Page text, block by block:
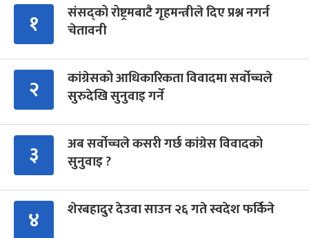
१
संसद्को रोष्ट्रमबाटै गृहमन्त्रीले दिए प्रश्न नगर्न
चेतावनी
२
कांग्रेसको आधिकारिकता विवादमा सर्वोच्चले
सुरुदेखि सुनुवाइ गर्ने
३
अब सर्वोच्चले कसरी गर्छ कांग्रेस विवादको
सुनुवाइ ?
४ शेरबहादुर देउवा साउन २६ गते स्वदेश फर्किने